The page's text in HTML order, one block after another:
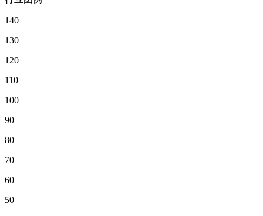
140
130
120
110
100
90
80
70
60
50